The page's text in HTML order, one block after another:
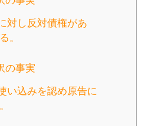
対し反対債権があ
。
の事実
い込みを認め原告に